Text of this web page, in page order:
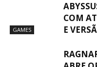
GAMES
COM
E